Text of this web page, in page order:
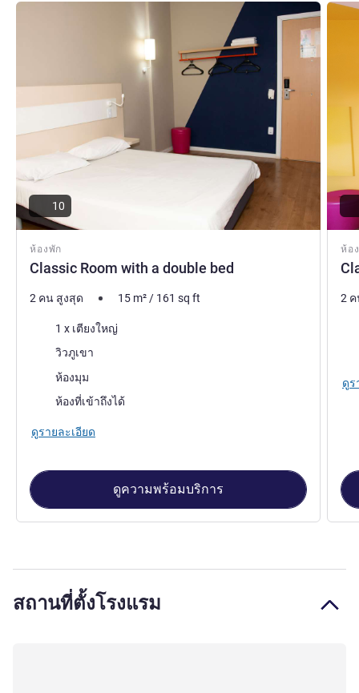
ห้องพัก
Classic Room with a double bed
ดูรายละเอียด
10
2 คน สูงสุด 15 m²/ 161 sq ft
เครื่องนอน
1 x เตียงใหญ่
วิวภูเขา
โรงแรมที่มีห้องพักมากที่สุด:
ห้องมุม
ห้องที่เข้าถึงได้
ดูรายละเอียด
ดูความพร้อมบริการ
ห้อ
ดูราย
2
ดูร
สถานที่ตั้งโรงแรม